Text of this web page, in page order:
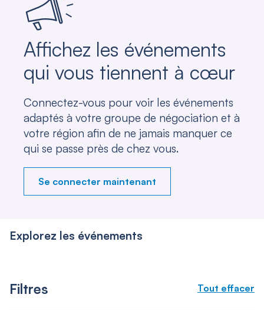
Affichez les événements
qui vous tiennent à cœur
Connectez-vous pour voir les événements
adaptés à votre groupe de négociation et à
votre région afin de ne jamais manquer ce
qui se passe près de chez vous.
Se connecter maintenant
Explorez les événements
Filtres Tout effacer